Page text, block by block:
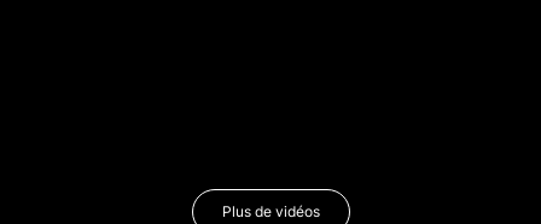
Plus de vidéos